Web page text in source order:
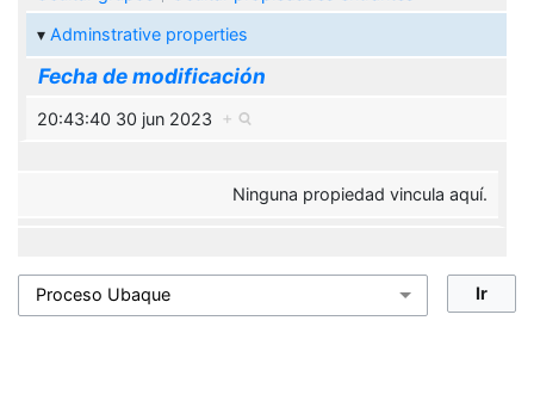
Adminstrative properties
Fecha de modificación
20:43:40 30 jun 2023 +
Ninguna propiedad vincula aquí.